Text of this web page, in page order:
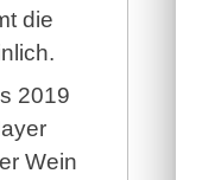
die
2019
Wein